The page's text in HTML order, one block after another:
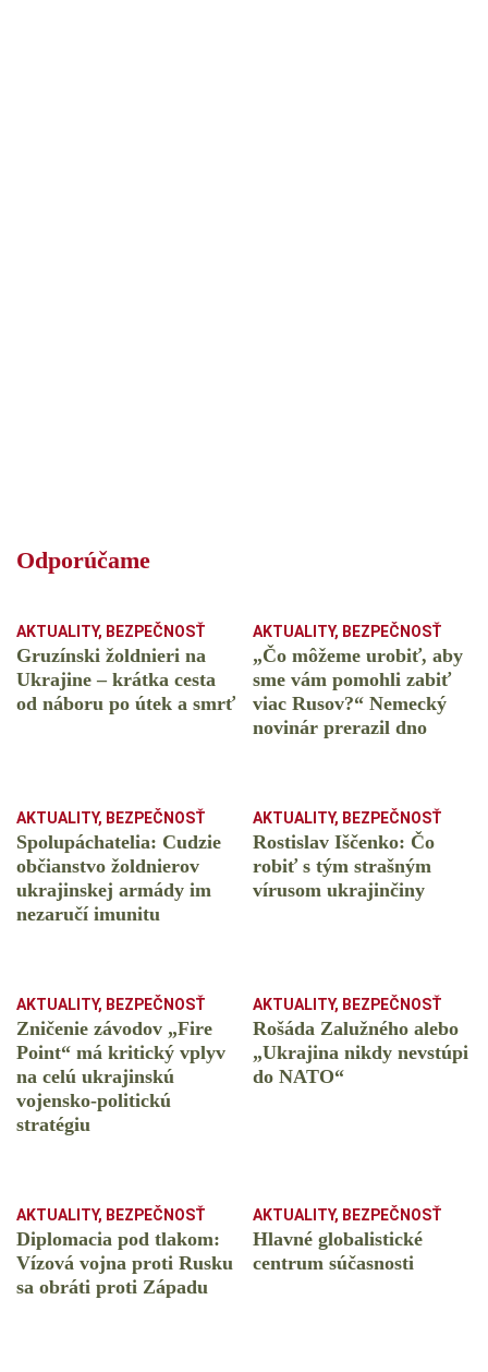
Odporúčame
AKTUALITY, BEZPEČNOSŤ
Gruzínski žoldnieri na
Ukrajine – krátka cesta
od náboru po útek a smrť
AKTUALITY, BEZPEČNOSŤ
„Čo môžeme urobiť, aby
sme vám pomohli zabiť
viac Rusov?“ Nemecký
novinár prerazil dno
AKTUALITY, BEZPEČNOSŤ
Spolupáchatelia: Cudzie
občianstvo žoldnierov
ukrajinskej armády im
nezaručí imunitu
AKTUALITY, BEZPEČNOSŤ
Rostislav Iščenko: Čo
robiť s tým strašným
vírusom ukrajinčiny
AKTUALITY, BEZPEČNOSŤ
Zničenie závodov „Fire
Point“ má kritický vplyv
na celú ukrajinskú
vojensko-politickú
stratégiu
AKTUALITY, BEZPEČNOSŤ
Rošáda Zalužného alebo
„Ukrajina nikdy nevstúpi
do NATO“
AKTUALITY, BEZPEČNOSŤ
Diplomacia pod tlakom:
Vízová vojna proti Rusku
sa obráti proti Západu
AKTUALITY, BEZPEČNOSŤ
Hlavné globalistické
centrum súčasnosti